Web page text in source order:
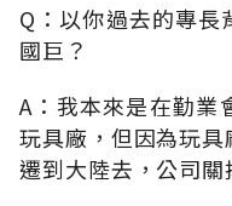
Q：以你過去的專長
國巨？
A：我本來是在勤業
玩具廠，但因為玩
遷到大陸去，公司關